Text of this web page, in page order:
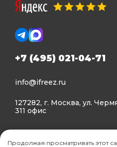
+7 (495) 021-04-71
info@ifreez.ru
127282, г. Москва, ул.
311 офис
Политика
Продолжая просматривать этот